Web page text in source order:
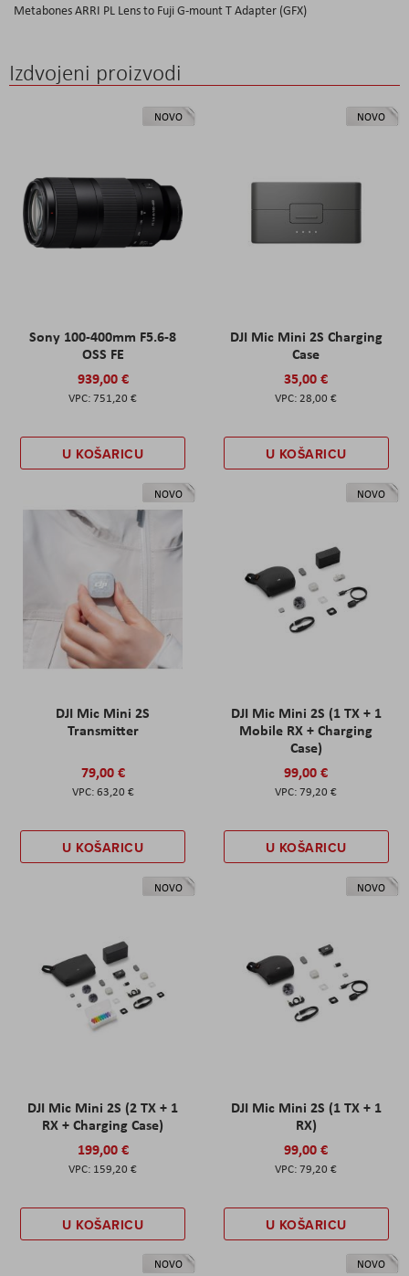
Metabones ARRI PL Lens to Fuji G-mount T Adapter (GFX)
Izdvojeni proizvodi
NOVO
Sony 100-400mm F5.6-8
OSS FE
939,00 €
751,20 €
U KOŠARICU
NOVO
DJI Mic Mini 2S Charging
Case
35,00 €
28,00 €
U KOŠARICU
NOVO
DJI Mic Mini 2S
Transmitter
79,00 €
63,20 €
U KOŠARICU
NOVO
DJI Mic Mini 2S (1 TX + 1
Mobile RX + Charging
Case)
99,00 €
79,20 €
U KOŠARICU
NOVO
DJI Mic Mini 2S (2 TX + 1
RX + Charging Case)
199,00 €
159,20 €
U KOŠARICU
NOVO
DJI Mic Mini 2S (1 TX + 1
RX)
99,00 €
79,20 €
U KOŠARICU
NOVO NOVO